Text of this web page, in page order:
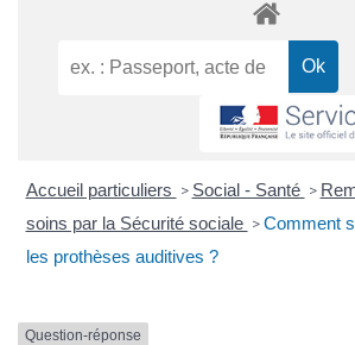
Accueil particuliers > Social - Santé >
soins par la Sécurité sociale > Comment
les prothèses auditives ?
Question-réponse